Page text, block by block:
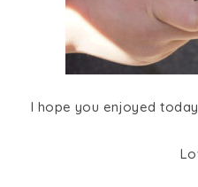
I hope you enjoyed